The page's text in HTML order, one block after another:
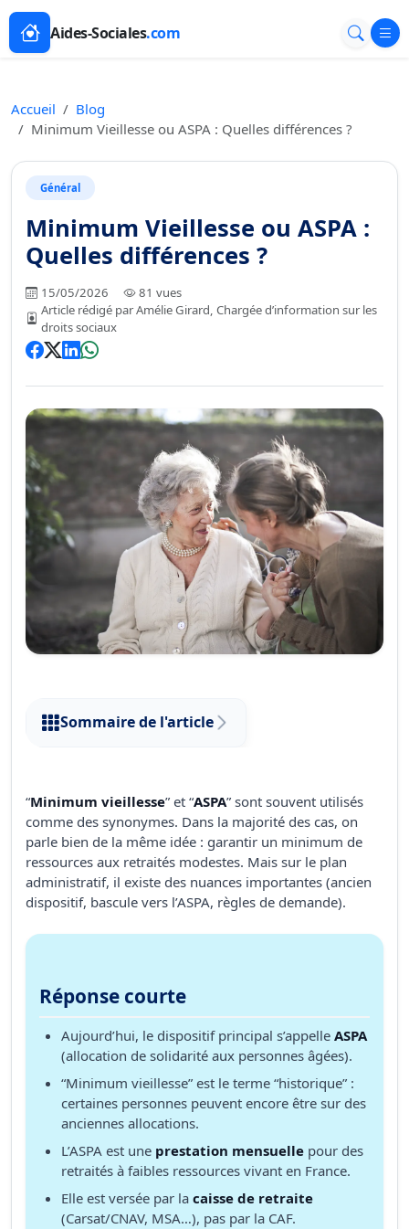
Aides-Sociales.com
Accueil
Blog
Minimum Vieillesse ou ASPA : Quelles différences ?
Général
Minimum Vieillesse ou ASPA :
Quelles différences ?
15/05/2026
81 vues
Article rédigé par Amélie Girard, Chargée d’information sur les
droits sociaux
Sommaire de l'article
“Minimum vieillesse” et “ASPA” sont souvent utilisés
comme des synonymes. Dans la majorité des cas, on
parle bien de la même idée : garantir un minimum de
ressources aux retraités modestes. Mais sur le plan
administratif, il existe des nuances importantes (ancien
dispositif, bascule vers l’ASPA, règles de demande).
Réponse courte
Aujourd’hui, le dispositif principal s’appelle ASPA
(allocation de solidarité aux personnes âgées).
“Minimum vieillesse” est le terme “historique” :
certaines personnes peuvent encore être sur des
anciennes allocations.
L’ASPA est une prestation mensuelle pour des
retraités à faibles ressources vivant en France.
Elle est versée par la caisse de retraite
(Carsat/CNAV, MSA…), pas par la CAF.